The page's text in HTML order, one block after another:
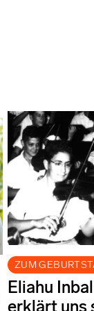
ZUM
Eliahu
erklärt uns